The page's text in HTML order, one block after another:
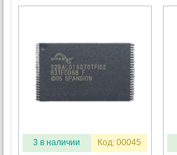
3 в наличии Код: 00045